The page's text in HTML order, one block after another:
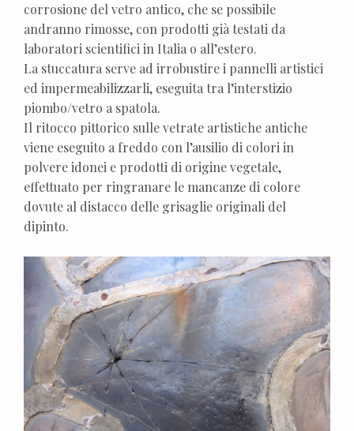
corrosione del vetro antico, che se possibile
andranno rimosse, con prodotti già testati da
laboratori scientifici in Italia o all’estero.
La stuccatura serve ad irrobustire i pannelli artistici
ed impermeabilizzarli, eseguita tra l’interstizio
piombo/vetro a spatola.
Il ritocco pittorico sulle vetrate artistiche antiche
viene eseguito a freddo con l’ausilio di colori in
polvere idonei e prodotti di origine vegetale,
effettuato per ringranare le mancanze di colore
dovute al distacco delle grisaglie originali del
dipinto.